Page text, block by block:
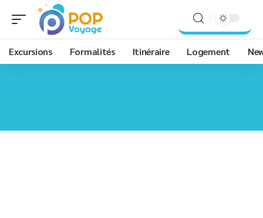
Excursions Formalités Itinéraire Logement